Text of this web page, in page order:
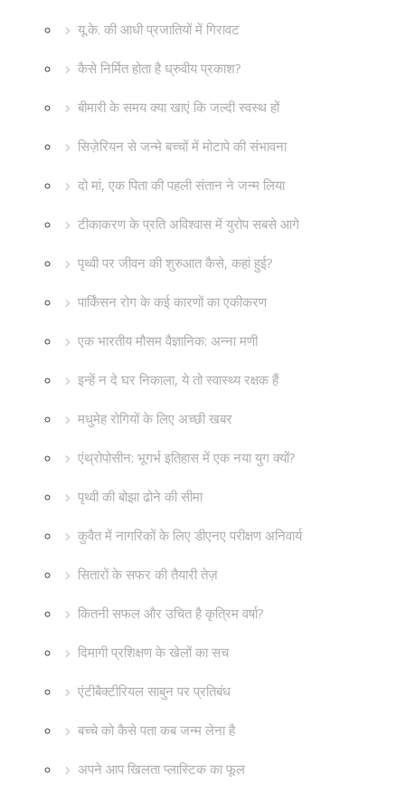
यू.के. की आधी प्रजातियों में गिरावट
कैसे निर्मित होता है ध्रुवीय प्रकाश?
बीमारी के समय क्या खाएं कि जल्दी स्वस्थ हों
सिज़ेरियन से जन्मे बच्चों में मोटापे की संभावना
दो मां, एक पिता की पहली संतान ने जन्म लिया
टीकाकरण के प्रति अविश्वास में युरोप सबसे आगे
पृथ्वी पर जीवन की शुरुआत कैसे, कहां हुई?
पार्किंसन रोग के कई कारणों का एकीकरण
एक भारतीय मौसम वैज्ञानिक: अन्ना मणी
इन्हें न दे घर निकाला, ये तो स्वास्थ्य रक्षक हैं
मधुमेह रोगियों के लिए अच्छी खबर
एंथ्रोपोसीन: भूगर्भ इतिहास में एक नया युग क्यों?
पृथ्वी की बोझा ढोने की सीमा
कुवैत में नागरिकों के लिए डीएनए परीक्षण अनिवार्य
सितारों के सफर की तैयारी तेज़
कितनी सफल और उचित है कृत्रिम वर्षा?
दिमागी प्रशिक्षण के खेलों का सच
एंटीबैक्टीरियल साबुन पर प्रतिबंध
बच्चे को कैसे पता कब जन्म लेना है
अपने आप खिलता प्लास्टिक का फूल